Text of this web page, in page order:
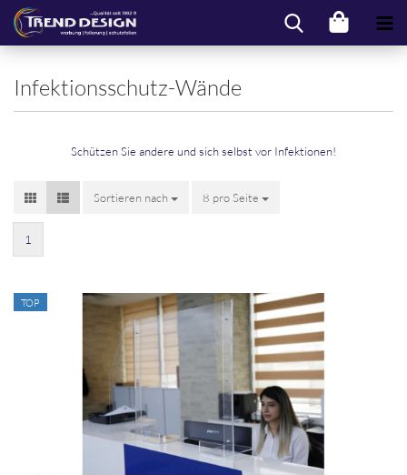
Infektionsschutz-Wände
Schützen Sie andere und sich selbst vor Infektionen!
Sortieren nach
Sortieren nach 8 pro Seite
pro Seite
1
TOP